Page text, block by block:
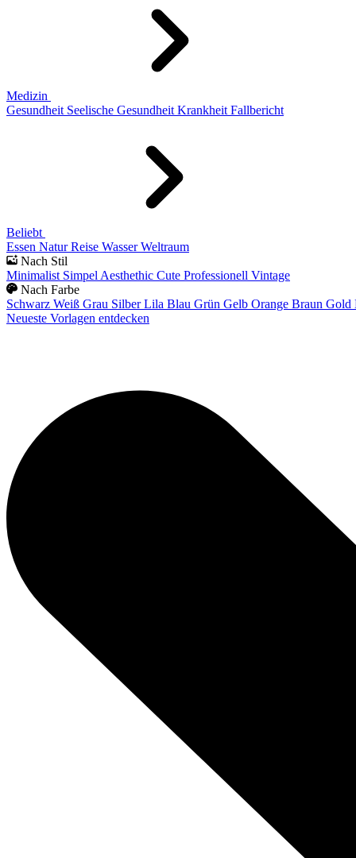
Medizin
Gesundheit Seelische Gesundheit Krankheit Fallbericht
Beliebt
Essen Natur Reise Wasser Weltraum
Nach Stil
Minimalist Simpel Aesthethic Cute Professionell Vintage
Nach Farbe
Schwarz Weiß Grau Silber Lila Blau Grün Gelb Orange Braun Gold
Neueste Vorlagen entdecken